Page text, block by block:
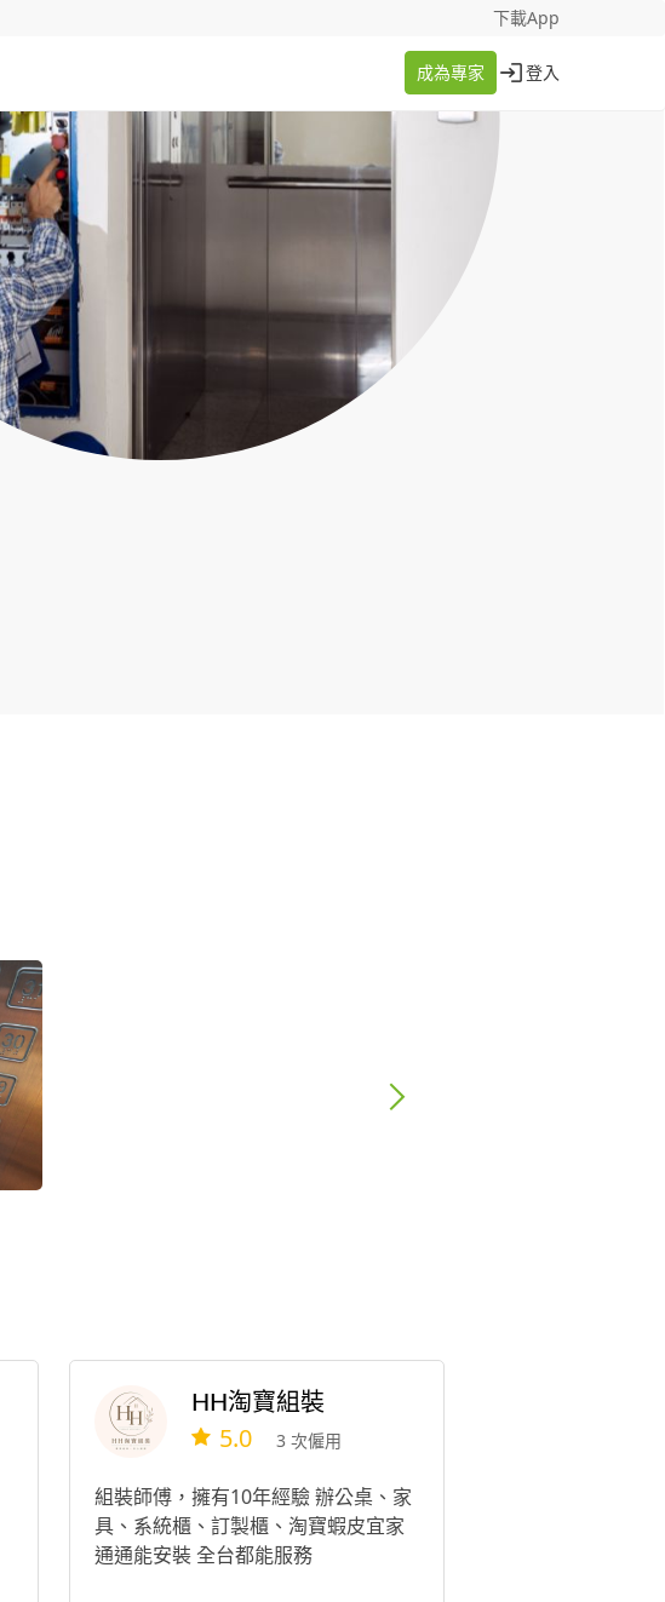
下載App
成為專家 登入
成為專家
登入
HH淘寶組裝
5.0 3 次僱用
組裝師傅，擁有10年經驗 辦公桌、家
具、系統櫃、訂製櫃、淘寶蝦皮宜家
通通能安裝 全台都能服務